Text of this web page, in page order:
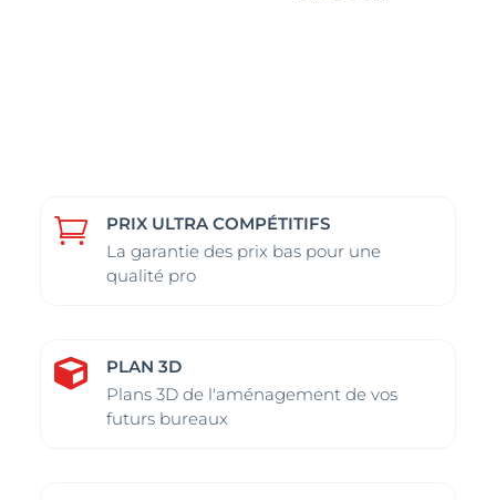

PRIX ULTRA COMPÉTITIFS
La garantie des prix bas pour une
qualité pro

PLAN 3D
Plans 3D de l'aménagement de vos
futurs bureaux